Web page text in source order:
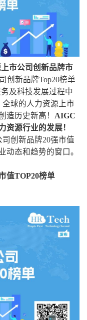
市公司创新品牌市
创新品牌Top20榜单
及科技发展过程中
球的人力资源上市
造历史新高！ AIGC
资源行业的发展！
创新品牌20强市值
动态和趋势的窗口。
值TOP20榜单